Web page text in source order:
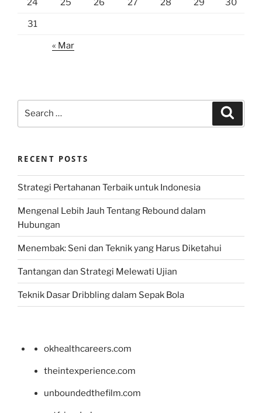
24 25 26 27 28 29 30
31
« Mar
RECENT POSTS
Strategi Pertahanan Terbaik untuk Indonesia
Mengenal Lebih Jauh Tentang Rebound dalam
Hubungan
Menembak: Seni dan Teknik yang Harus Diketahui
Tantangan dan Strategi Melewati Ujian
Teknik Dasar Dribbling dalam Sepak Bola
okhealthcareers.com
theintexperience.com
unboundedthefilm.com